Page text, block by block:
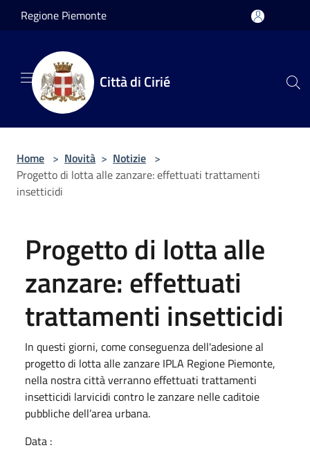
Salta al contenuto principale
Regione Piemonte
Città di Cirié
Home > Novità > Notizie >
Progetto di lotta alle zanzare: effettuati trattamenti
insetticidi
Progetto di lotta alle
zanzare: effettuati
trattamenti insetticidi
In questi giorni, come conseguenza dell'adesione al
progetto di lotta alle zanzare IPLA Regione Piemonte,
nella nostra città verranno effettuati trattamenti
insetticidi larvicidi contro le zanzare nelle caditoie
pubbliche dell’area urbana.
Data :